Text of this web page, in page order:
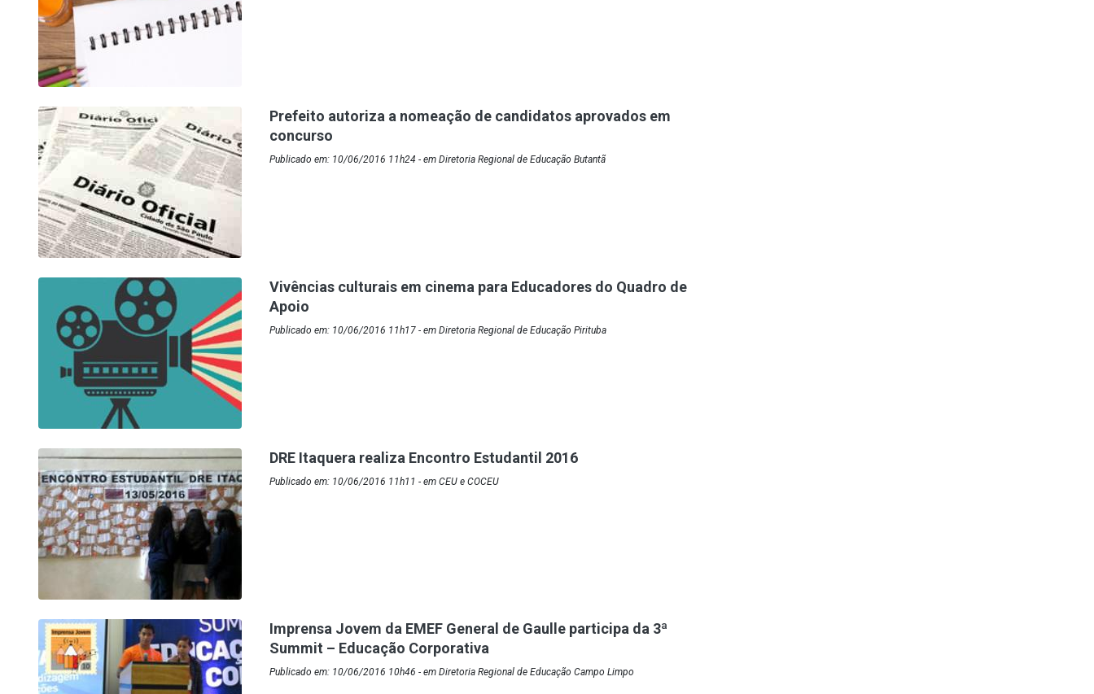
Prefeito autoriza a nomeação de candidatos aprovados em
concurso
Publicado em: 10/06/2016 11h24 - em Diretoria Regional de Educação Butantã
Vivências culturais em cinema para Educadores do Quadro de
Apoio
Publicado em: 10/06/2016 11h17 - em Diretoria Regional de Educação Pirituba
DRE Itaquera realiza Encontro Estudantil 2016
Publicado em: 10/06/2016 11h11 - em CEU e COCEU
Imprensa Jovem da EMEF General de Gaulle participa da 3ª
Summit – Educação Corporativa
Publicado em: 10/06/2016 10h46 - em Diretoria Regional de Educação Campo Limpo